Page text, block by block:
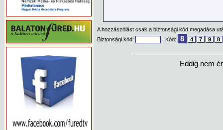
A hozzászólást csak a biztonsági kód megadása
Biztonsági kód:
Kód: 8 4 7 9 8
Eddig nem